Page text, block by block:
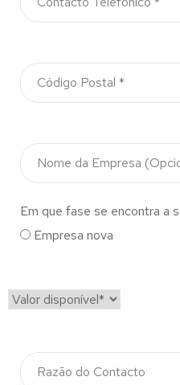
Em que fase se encontra a
Empresa nova